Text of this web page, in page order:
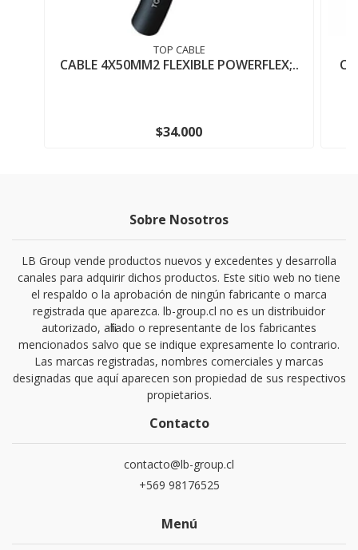
TOP CABLE
CABLE 4X50MM2 FLEXIBLE POWERFLEX;..
$34.000
Sobre Nosotros
LB Group vende productos nuevos y excedentes y desarrolla
canales para adquirir dichos productos. Este sitio web no tiene
el respaldo o la aprobación de ningún fabricante o marca
registrada que aparezca. lb-group.cl no es un distribuidor
autorizado, afiliado o representante de los fabricantes
mencionados salvo que se indique expresamente lo contrario.
Las marcas registradas, nombres comerciales y marcas
designadas que aquí aparecen son propiedad de sus respectivos
propietarios.
Contacto
contacto@lb-group.cl
+569 98176525
Menú